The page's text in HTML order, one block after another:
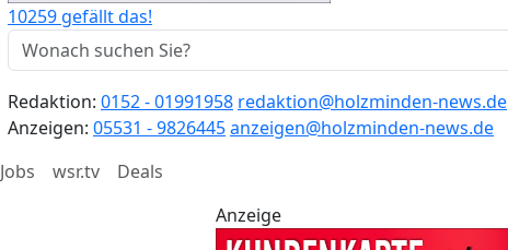
10259 gefällt das!
Redaktion: 0152 - 01991958 redaktion@holzminden-news.de
Anzeigen: 05531 - 9826445anzeigen@holzminden-news.de
Jobs wsr.tv
Deals
Anzeige